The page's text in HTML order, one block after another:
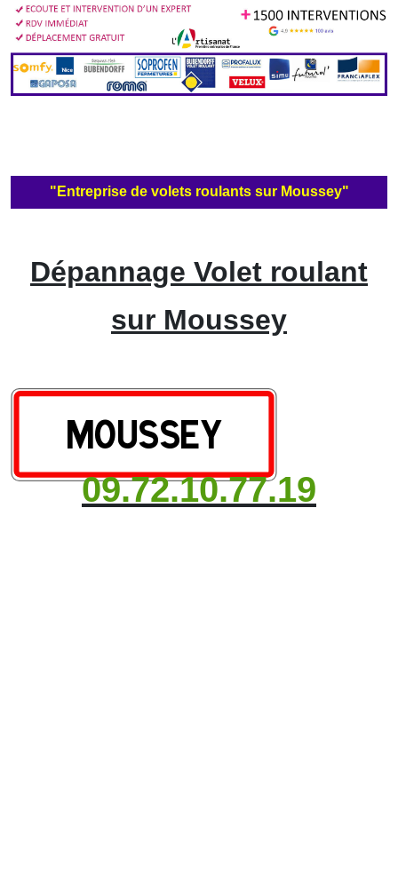
"Entreprise de volets roulants sur Moussey"
Dépannage Volet roulant
sur Moussey
09.72.10.77.19